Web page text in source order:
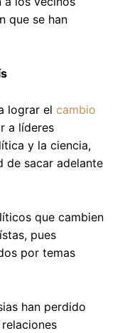
que se han
lograr el cambio
a líderes
y la ciencia,
de sacar adelante
que cambien
pues
por temas
han perdido